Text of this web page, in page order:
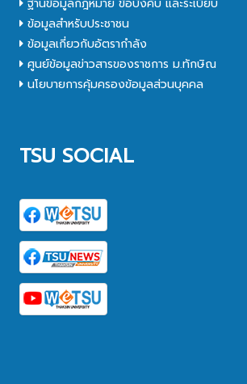
ฐานข้อมูลกฎหมาย ข้อบังคับ และระเบียบ
ข้อมูลสำหรับประชาชน
ข้อมูลเกี่ยวกับอัตรากำลัง
ศูนย์ข้อมูลข่าวสารของราชการ ม.ทักษิณ
นโยบายการคุ้มครองข้อมูลส่วนบุคคล
TSU SOCIAL